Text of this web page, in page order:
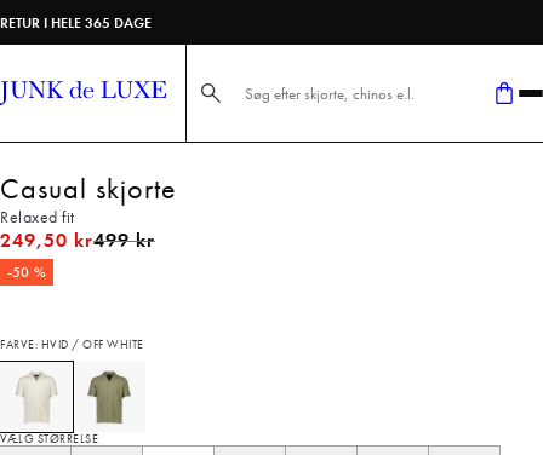
RETUR I HELE 365 DAGE
Søg her...
Casual skjorte
Relaxed fit
249,50 krI alt (uden rabat)
499 kr
-50 %
FARVE: HVID / OFF WHITE
VÆLG STØRRELSE